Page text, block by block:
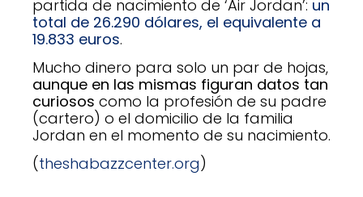
partida de nacimiento de ‘Air Jordan’: un
total de 26.290 dólares, el equivalente a
19.833 euros.
Mucho dinero para solo un par de hojas,
aunque en las mismas figuran datos tan
curiosos como la profesión de su padre
(cartero) o el domicilio de la familia
Jordan en el momento de su nacimiento.
(theshabazzcenter.org)